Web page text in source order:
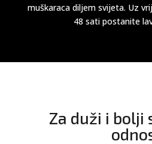
muškaraca diljem svijeta. Uz
48 sati postanite
Za duži i bolji